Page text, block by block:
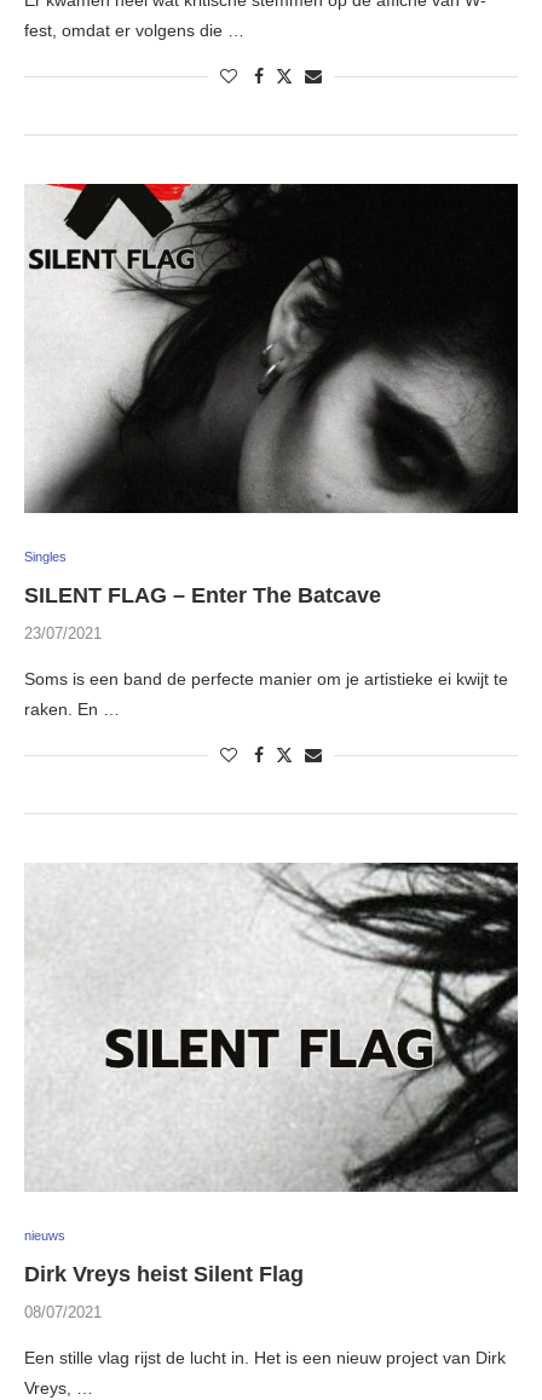
fest, omdat er volgens die …
Singles
SILENT FLAG – Enter The Batcave
23/07/2021
Soms is een band de perfecte manier om je artistieke ei kwijt te
raken. En …
nieuws
Dirk Vreys heist Silent Flag
08/07/2021
Een stille vlag rijst de lucht in. Het is een nieuw project van Dirk
Vreys, …